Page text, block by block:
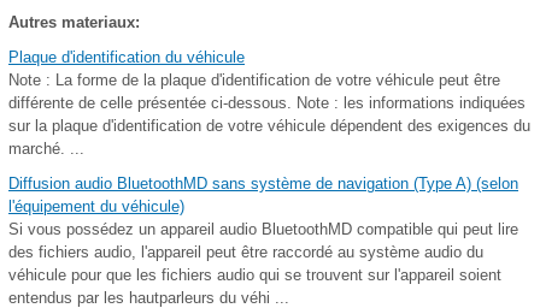
Autres materiaux:
Plaque d'identification du véhicule
Note : La forme de la plaque d'identification de votre véhicule peut être
différente de celle présentée ci-dessous. Note : les informations indiquées
sur la plaque d'identification de votre véhicule dépendent des exigences du
marché. ...
Diffusion audio BluetoothMD sans système de navigation (Type A) (selon
l'équipement du véhicule)
Si vous possédez un appareil audio BluetoothMD compatible qui peut lire
des fichiers audio, l'appareil peut être raccordé au système audio du
véhicule pour que les fichiers audio qui se trouvent sur l'appareil soient
entendus par les hautparleurs du véhi ...